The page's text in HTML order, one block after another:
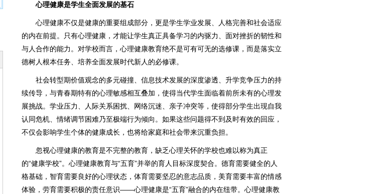
心理健康是学生全面发展的基石
心理健康不仅是健康的重要组成部分，更是学生学业发展、人格完善和社会适应
的内在前提。只有心理健康，才能让学生真正具备学习的内驱力、面对挫折的韧性和
与人合作的能力。对学校而言，心理健康教育绝不是可有可无的选修课，而是落实立
德树人根本任务、培养全面发展时代新人的必修课。
社会转型期价值观念的多元碰撞、信息技术发展的深度渗透、升学竞争压力的持
续传导，与青春期特有的心理敏感相互叠加，使得当代学生面临着前所未有的心理发
展挑战。学业压力、人际关系困扰、网络沉迷、亲子冲突等，使得部分学生出现自我
认同危机、情绪调节困难乃至极端行为倾向。如果这些问题得不到及时有效的回应，
不仅会影响学生个体的健康成长，也将给家庭和社会带来沉重负担。
忽视心理健康的教育是不完整的教育，缺乏心理关怀的学校也难以称为真正
的“健康学校”。心理健康教育与“五育”并举的育人目标深度契合。德育需要健全的人
格基础，智育需要良好的心理状态，体育需要坚忍的意志品质，美育需要丰富的情感
体验，劳育需要积极的责任意识——心理健康是“五育”融合的内在纽带。心理健康教